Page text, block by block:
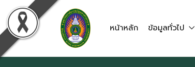
หน้าหลัก ข้อมูลทั่วไป